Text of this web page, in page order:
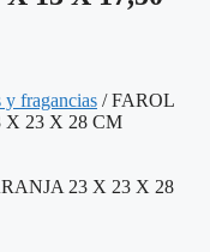
y fragancias / FAROL
23 X 28 CM